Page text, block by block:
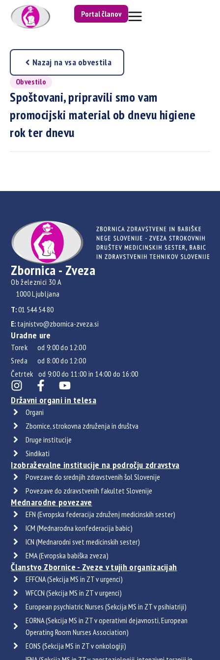
Portal članov
Nazaj na vsa obvestila
Obvestilo
Spoštovani, pripravili smo vam
promocijski material ob dnevu higiene
rok ter dnevu
Zbornica - Zveza
Ob železnici 30 A
1000 Ljubljana
T:01 544 54 80
E: tajnistvo@zbornica-zveza.si
Uradne ure
Torek od 9:00 do 12:00
Sreda od 8:00 do 12:00
Četrtek od 9:00 do 11:00 in 14:00 do 16:00
Državni organi in telesa
Organi
Zbornice, strokovna združenja in društva
Druge institucije
Sindikati
Izobraževalne institucije na področju zdravstva
Povezave do srednjih zdravstvenih šol Slovenije
Povezave do zdravstvenih fakultet Slovenije
Mednarodne povezave
EFN (Evropska federacija združenj medicinskih sester)
ICM (Mednarodna konfederacija babic)
ICN (Mednarodni svet medicinskih sester)
EMA (Evropska babiška zveza)
Članstvo Zbornice - Zveze v tujih organizacijah
EFFCNA (Sekcija MS in ZT v urgenci)
WFCCN (Sekcija MS in ZT v urgenci)
European psychiatric Nurses (Sekcija MS in ZT v psihiatriji)
EORNA (Sekcija MS in ZT v operativni dejavnosti, European
Operating Room Nurses Association)
EONS (Sekcija MS in ZT v onkologiji)